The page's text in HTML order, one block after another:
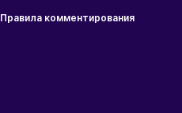
Правила комментирования